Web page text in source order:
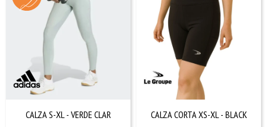
CALZA S-XL - VERDE CLAR CALZA CORTA XS-XL - BLACK